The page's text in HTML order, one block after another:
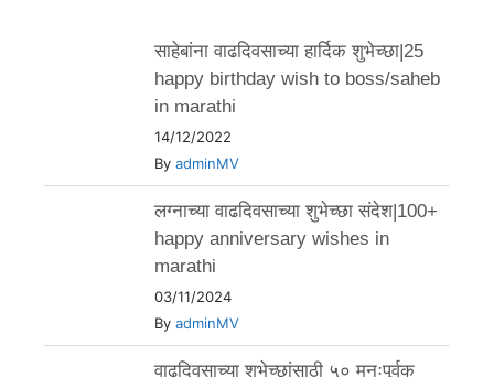
साहेबांना वाढदिवसाच्या हार्दिक शुभेच्छा|25
happy birthday wish to boss/saheb
in marathi
14/12/2022
By adminMV
लग्नाच्या वाढदिवसाच्या शुभेच्छा संदेश|100+
happy anniversary wishes in
marathi
03/11/2024
By adminMV
वाढदिवसाच्या शुभेच्छांसाठी ५० मनःपूर्वक